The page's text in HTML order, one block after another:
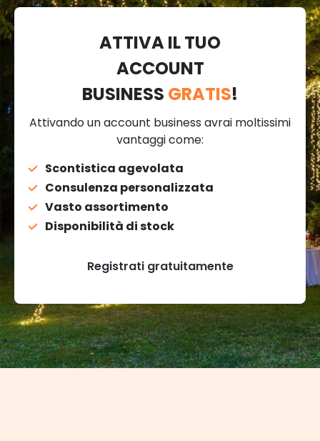
ATTIVA IL TUO
ACCOUNT
BUSINESS GRATIS!
Attivando un account business avrai moltissimi
vantaggi come:
Scontistica agevolata
Consulenza personalizzata
Vasto assortimento
Disponibilità di stock
Registrati gratuitamente